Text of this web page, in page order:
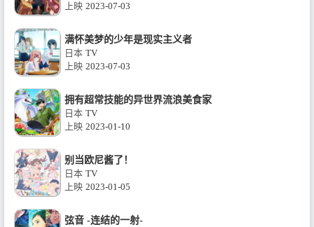
上映 2023-07-03
满怀美梦的少年是现实主义者
日本 TV
上映 2023-07-03
拥有超常技能的异世界流浪美食家
日本 TV
上映 2023-01-10
别当欧尼酱了！
日本 TV
上映 2023-01-05
弦音 -连结的一射-